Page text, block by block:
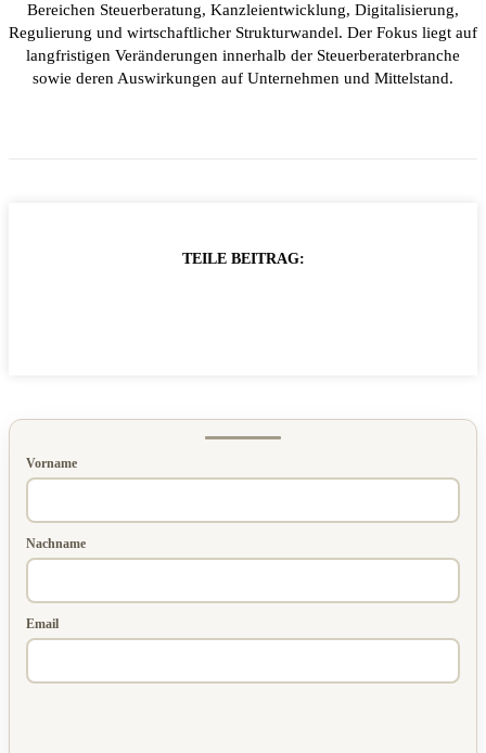
Bereichen Steuerberatung, Kanzleientwicklung, Digitalisierung,
Regulierung und wirtschaftlicher Strukturwandel. Der Fokus liegt auf
langfristigen Veränderungen innerhalb der Steuerberaterbranche
sowie deren Auswirkungen auf Unternehmen und Mittelstand.
TEILE BEITRAG:
Vorname
Nachname
Email